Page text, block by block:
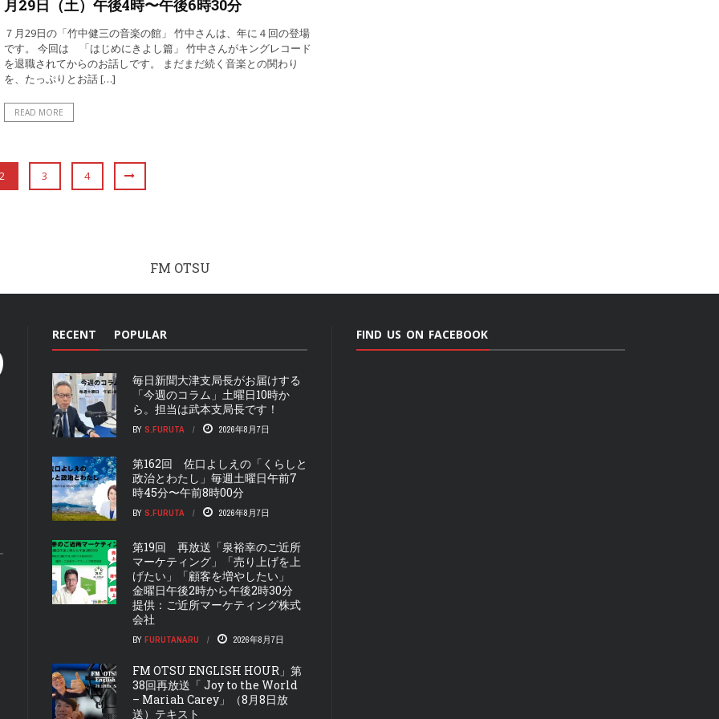
月29日（土）午後4時〜午後6時30分
７月29日の「竹中健三の音楽の館」 竹中さんは、年に４回の登場
です。 今回は 「はじめにきよし篇」 竹中さんがキングレコード
を退職されてからのお話しです。 まだまだ続く音楽との関わり
を、たっぷりとお話 […]
READ MORE
2 3 4
FM OTSU
RECENT POPULAR
毎日新聞大津支局長がお届けする
「今週のコラム」土曜日10時か
ら。担当は武本支局長です！
BY S.FURUTA 2026年8月7日
第162回 佐口よしえの「くらしと
政治とわたし」毎週土曜日午前7
時45分〜午前8時00分
BY S.FURUTA 2026年8月7日
第19回 再放送「泉裕幸のご近所
マーケティング」「売り上げを上
げたい」「顧客を増やしたい」
金曜日午後2時から午後2時30分
提供：ご近所マーケティング株式
会社
BY FURUTANARU 2026年8月7日
FM OTSU ENGLISH HOUR」第
38回再放送「 Joy to the World
– Mariah Carey」（8月8日放
送）テキスト
FIND US ON FACEBOOK